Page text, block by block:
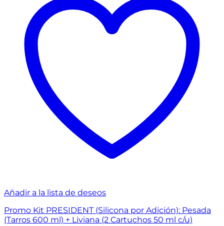
Añadir a la lista de deseos
Promo Kit PRESIDENT (Silicona por Adición): Pesada
(Tarros 600 ml) + Liviana (2 Cartuchos 50 ml c/u)